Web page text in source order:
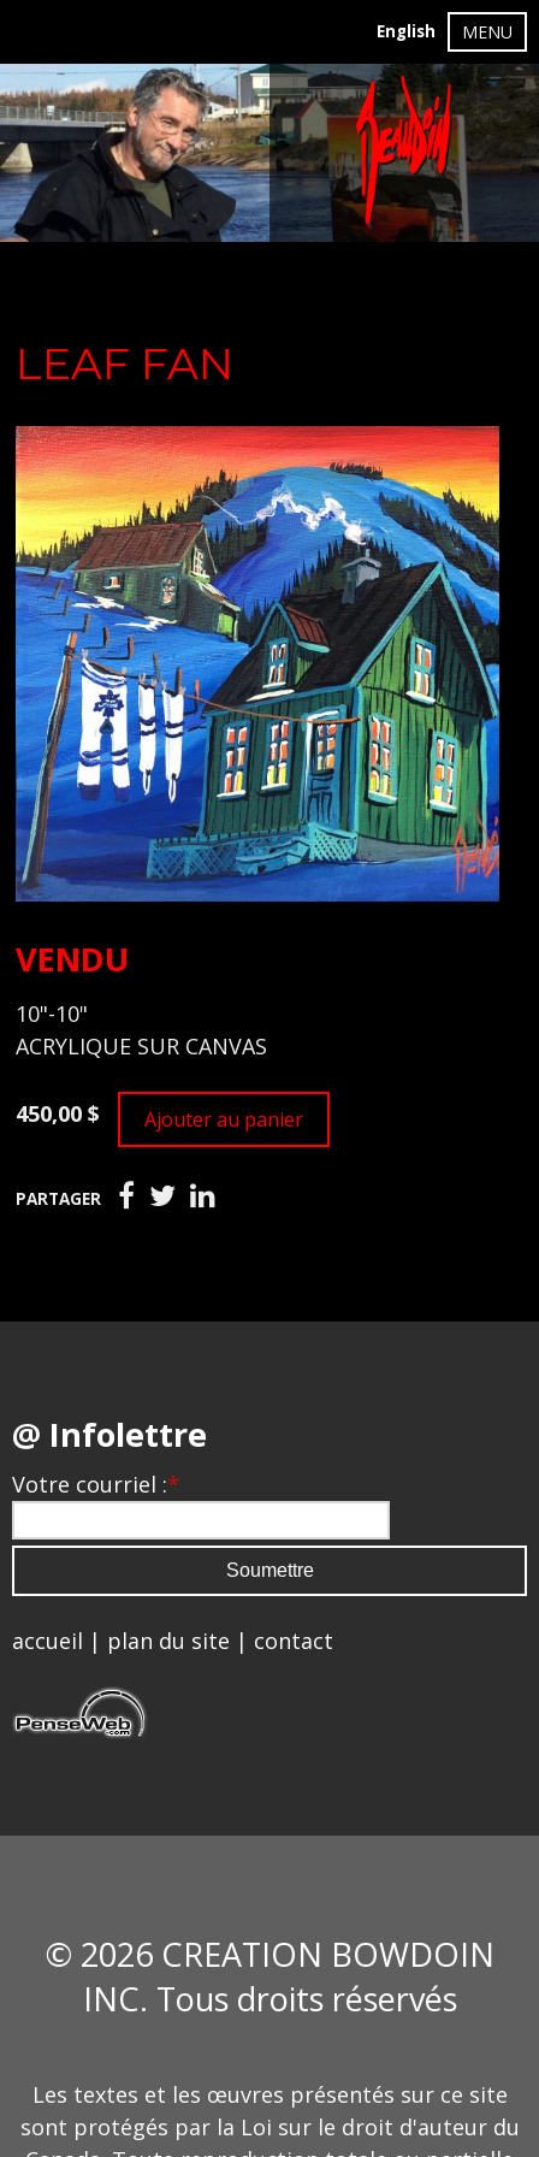
English MENU
LEAF FAN
VENDU
10"-10"
ACRYLIQUE SUR CANVAS
450,00 $ Ajouter au panier
PARTAGER
@ Infolettre
Votre courriel :*
accueil | plan du site | contact
© 2026 CREATION BOWDOIN
INC. Tous droits réservés
Les textes et les œuvres présentés sur ce site
sont protégés par la Loi sur le droit d'auteur du